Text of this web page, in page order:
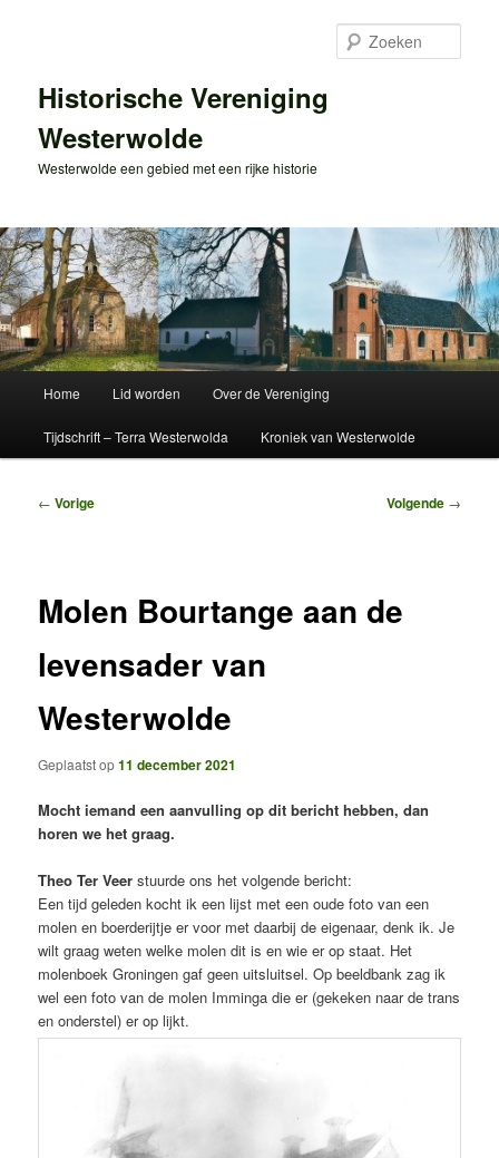
inhoudHistorische Vereniging
Westerwolde
Westerwolde een gebied met een rijke historie
Home Lid worden Over de Vereniging
Tijdschrift – Terra Westerwolda Kroniek van Westerwolde
Bericht
← Vorige Volgende →
Molen Bourtange aan de
levensader van
Westerwolde
Geplaatst op11 december 2021
Mocht iemand een aanvulling op dit bericht hebben, dan
horen we het graag.
Theo Ter Veer stuurde ons het volgende bericht:
Een tijd geleden kocht ik een lijst met een oude foto van een
molen en boerderijtje er voor met daarbij de eigenaar, denk ik. Je
wilt graag weten welke molen dit is en wie er op staat. Het
molenboek Groningen gaf geen uitsluitsel. Op beeldbank zag ik
wel een foto van de molen Imminga die er (gekeken naar de trans
en onderstel) er op lijkt.